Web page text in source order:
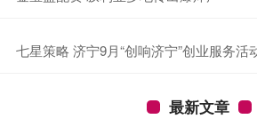
七星策略 济宁9月“创响济宁”创业服务活
最新文章